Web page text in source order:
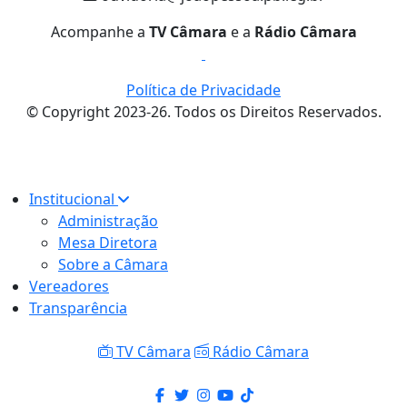
Acompanhe a TV Câmara e a Rádio Câmara
© Copyright 2023-26. Todos os Direitos Reservados.
Política de Privacidade
Institucional
Administração
Mesa Diretora
Sobre a Câmara
Vereadores
Transparência
TV Câmara Rádio Câmara